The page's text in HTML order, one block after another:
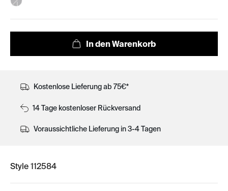
Kostenlose Lieferung ab 75€*
14 Tage kostenloser Rückversand
Voraussichtliche Lieferung in 3-4 Tagen
Style 112584